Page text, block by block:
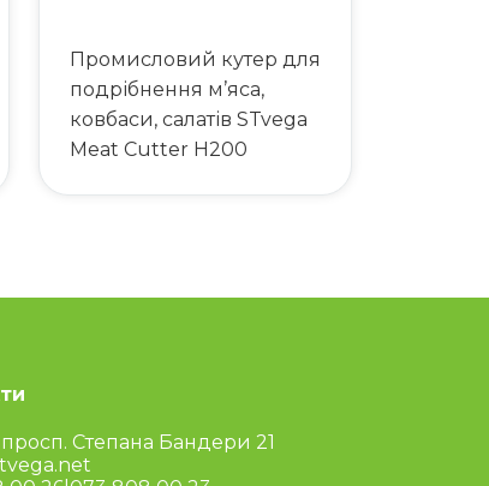
Промисловий кутер для
подрібнення м’яса,
ковбаси, салатів STvega
Meat Cutter H200
просп. Степана Бандери 21